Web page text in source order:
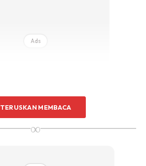
Ads
TERUSKAN MEMBACA
∞